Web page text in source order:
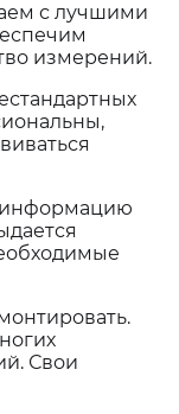
с лучшими
измерений.
информацию
Свои